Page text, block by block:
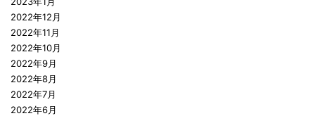
2022年12月
2022年11月
2022年10月
2022年9月
2022年8月
2022年7月
2022年6月